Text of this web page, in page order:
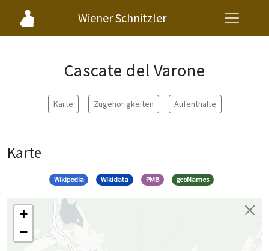
Wiener Schnitzler
Cascate del Varone
Karte Zugehörigkeiten Aufenthalte
Karte
Wikipedia Wikidata PMB geoNames
+
−